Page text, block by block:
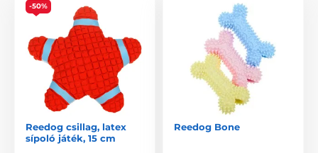
-50%
Reedog csillag, latex
sípoló játék, 15 cm
Reedog Bone